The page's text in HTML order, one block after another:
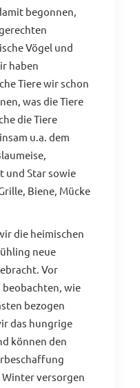
begonnen,
Vögel und
haben
Tiere wir schon
was die Tiere
die Tiere
u.a. dem
und Star sowie
Biene, Mücke
die heimischen
neue
Vor
wie
bezogen
das hungrige
können den
Winter versorgen